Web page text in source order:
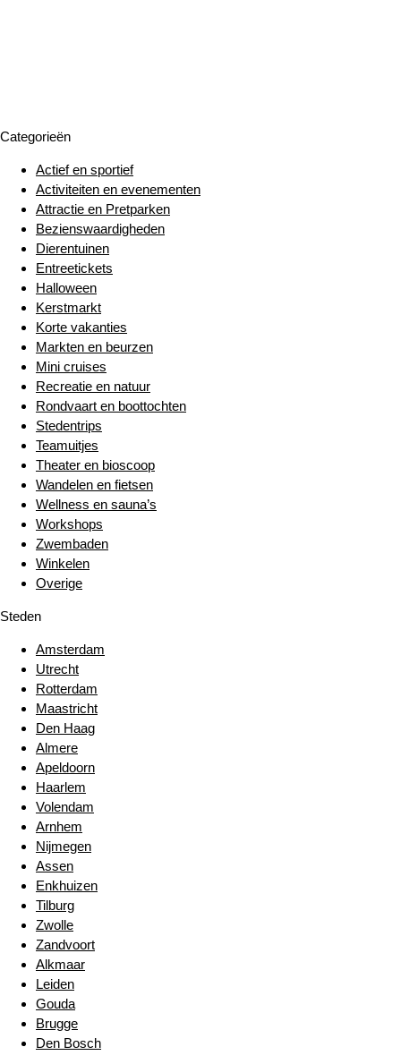
Categorieën
Actief en sportief
Activiteiten en evenementen
Attractie en Pretparken
Bezienswaardigheden
Dierentuinen
Entreetickets
Halloween
Kerstmarkt
Korte vakanties
Markten en beurzen
Mini cruises
Recreatie en natuur
Rondvaart en boottochten
Stedentrips
Teamuitjes
Theater en bioscoop
Wandelen en fietsen
Wellness en sauna’s
Workshops
Zwembaden
Winkelen
Overige
Steden
Amsterdam
Utrecht
Rotterdam
Maastricht
Den Haag
Almere
Apeldoorn
Haarlem
Volendam
Arnhem
Nijmegen
Assen
Enkhuizen
Tilburg
Zwolle
Zandvoort
Alkmaar
Leiden
Gouda
Brugge
Den Bosch